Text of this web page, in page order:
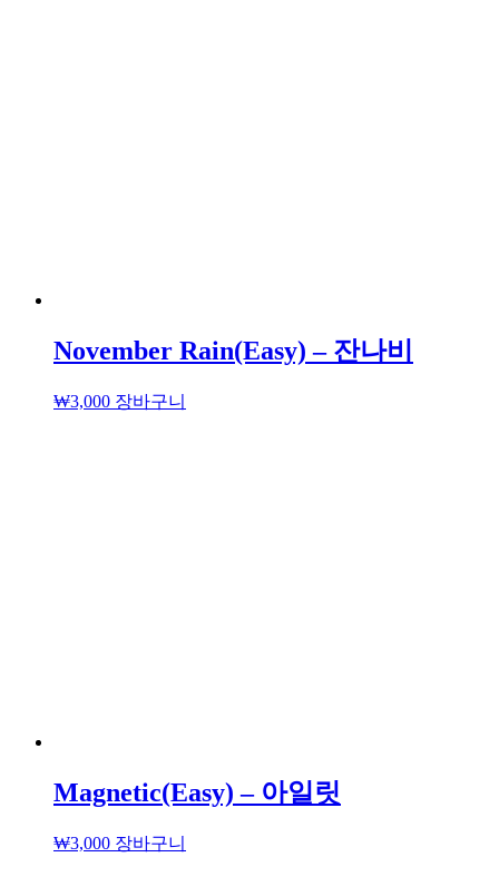
November Rain(Easy) – 잔나비
₩3,000 장바구니
Magnetic(Easy) – 아일릿
₩3,000 장바구니